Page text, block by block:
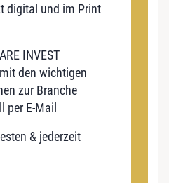
digital und im Print
INVEST
den wichtigen
zur Branche
per E-Mail
& jederzeit